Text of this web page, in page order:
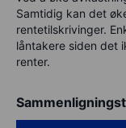
Samtidig kan det
rentetilskrivinger.
låntakere siden det
renter.